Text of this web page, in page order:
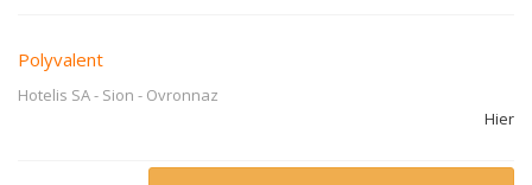
Polyvalent
Hotelis SA - Sion - Ovronnaz
Hier